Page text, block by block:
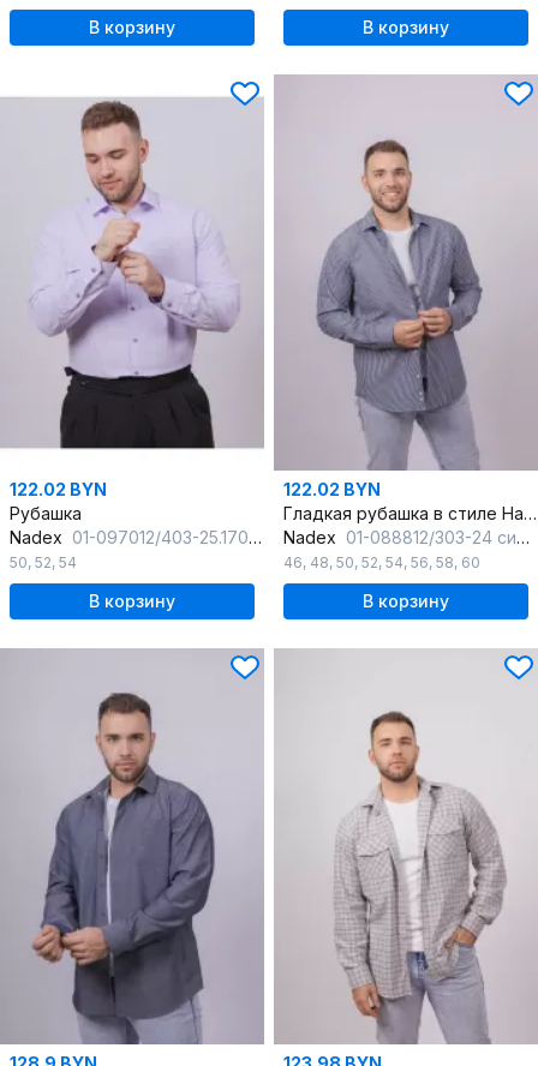
В корзину В корзину
122.02 BYN
Рубашка
Nadex 01-097012/403-25.170-176
50, 52, 54
В корзину
122.02 BYN
Гладкая рубашка в стиле На каждый день с карманом
Nadex 01-088812/303-24 сине-белый
46, 48, 50, 52, 54, 56, 58, 60
В корзину